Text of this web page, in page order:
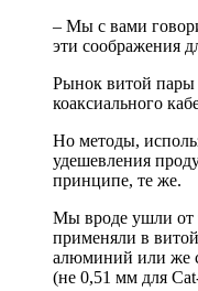
– Мы с вами
эти соображения
Рынок витой пары
коаксиального
Но методы,
удешевления
принципе, те же.
Мы вроде ушли от
применяли в
алюминий или же
(не 0,51 мм для